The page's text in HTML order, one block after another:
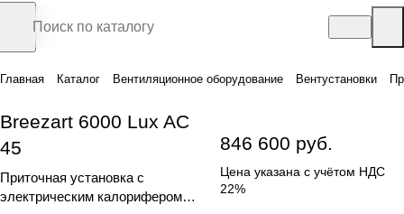
Главная Каталог Вентиляционное оборудование Вентустановки
Breezart 6000 Lux AC
45
Приточная установка с
электрическим калорифером
846 600 руб.
Цена указана с учётом НДС
22%